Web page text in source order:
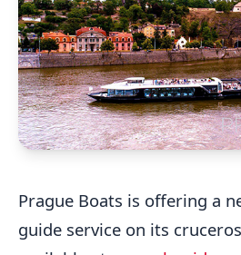
Prague Boats is offering a
guide service on its